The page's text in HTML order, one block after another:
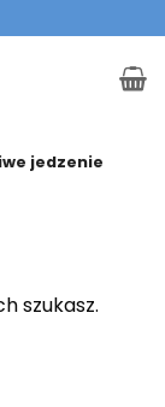
jedzenie
szukasz.